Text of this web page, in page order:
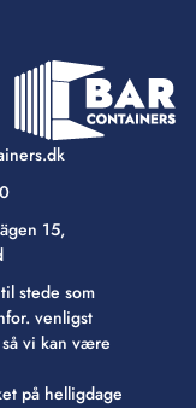
15,
stede som
venligst
vi kan være
på helligdage